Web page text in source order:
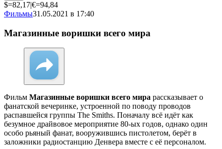
$=82,17|€=94,84
Фильмы31.05.2021 в 17:40
Магазинные воришки всего мира
Фильм Магазинные воришки всего мира рассказывает о
фанатской вечеринке, устроенной по поводу проводов
распавшейся группы The Smiths. Поначалу всё идёт как
безумное драйвовое мероприятие 80-ых годов, однако один
особо рьяный фанат, вооружившись пистолетом, берёт в
заложники радиостанцию Денвера вместе с её персоналом.